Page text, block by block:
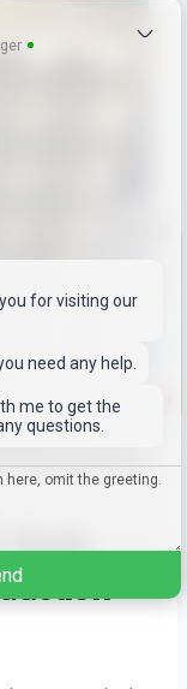
Œufs
Wechat
for visiting our
need any help.
me to get the
questions.